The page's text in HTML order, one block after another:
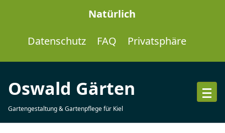
content
Natürlich
Datenschutz
FAQ Privatsphäre
Oswald Gärten
Gartengestaltung & Gartenpflege für Kiel